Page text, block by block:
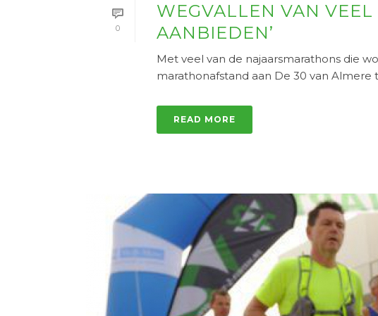
0
WEGVALLEN VAN
AANBIEDEN’
Met veel van de najaarsmarathons die
marathonafstand aan De 30 van Almere
READ MORE